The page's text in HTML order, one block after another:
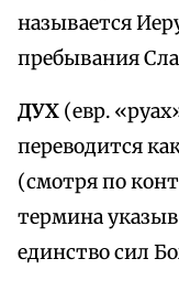
называется
пребывания
ДУХ (евр.
переводится
(смотря по
термина
единство сил